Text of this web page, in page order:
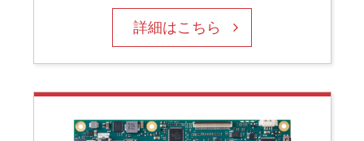
詳細はこちら